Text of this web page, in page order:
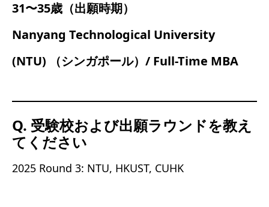
31〜35歳（出願時期）
Nanyang Technological University
(NTU) （シンガポール）/ Full-Time MBA
Q. 受験校および出願ラウンドを教え
てください
2025 Round 3: NTU, HKUST, CUHK